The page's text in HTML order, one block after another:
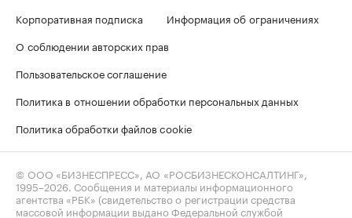
Корпоративная подписка
Информация об ограничениях
О соблюдении авторских прав
Пользовательское соглашение
Политика в отношении обработки персональных данных
Политика обработки файлов cookie
© ООО «БИЗНЕСПРЕСС», АО «РОСБИЗНЕСКОНСАЛТИНГ»,
1995–2026. Сообщения и материалы информационного
агентства «РБК» (свидетельство о регистрации средства
массовой информации выдано Федеральной службой